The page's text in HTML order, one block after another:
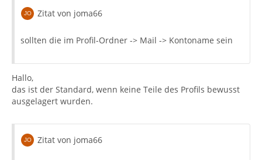
Zitat von joma66
sollten die im Profil-Ordner -> Mail -> Kontoname sein
Hallo,
das ist der Standard, wenn keine Teile des Profils bewusst
ausgelagert wurden.
Zitat von joma66